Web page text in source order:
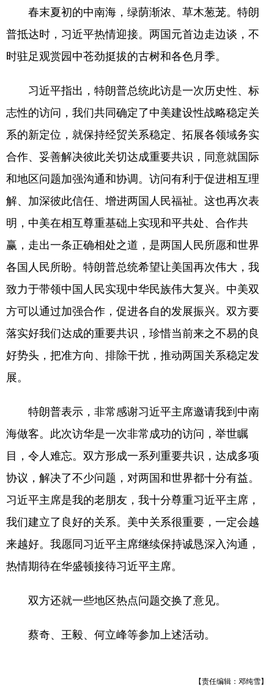
春末夏初的中南海，绿荫渐浓、草木葱茏。特朗
普抵达时，习近平热情迎接。两国元首边走边谈，不
时驻足观赏园中苍劲挺拔的古树和各色月季。
习近平指出，特朗普总统此访是一次历史性、标
志性的访问，我们共同确定了中美建设性战略稳定关
系的新定位，就保持经贸关系稳定、拓展各领域务实
合作、妥善解决彼此关切达成重要共识，同意就国际
和地区问题加强沟通和协调。访问有利于促进相互理
解、加深彼此信任、增进两国人民福祉。这也再次表
明，中美在相互尊重基础上实现和平共处、合作共
赢，走出一条正确相处之道，是两国人民所愿和世界
各国人民所盼。特朗普总统希望让美国再次伟大，我
致力于带领中国人民实现中华民族伟大复兴。中美双
方可以通过加强合作，促进各自的发展振兴。双方要
落实好我们达成的重要共识，珍惜当前来之不易的良
好势头，把准方向、排除干扰，推动两国关系稳定发
展。
特朗普表示，非常感谢习近平主席邀请我到中南
海做客。此次访华是一次非常成功的访问，举世瞩
目，令人难忘。双方形成一系列重要共识，达成多项
协议，解决了不少问题，对两国和世界都十分有益。
习近平主席是我的老朋友，我十分尊重习近平主席，
我们建立了良好的关系。美中关系很重要，一定会越
来越好。我愿同习近平主席继续保持诚恳深入沟通，
热情期待在华盛顿接待习近平主席。
双方还就一些地区热点问题交换了意见。
蔡奇、王毅、何立峰等参加上述活动。
【责任编辑：邓纯雪】